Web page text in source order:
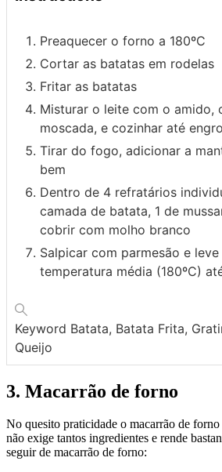
Preaquecer o forno a 180ºC
Cortar as batatas em rodelas
Fritar as batatas
Misturar o leite com o amido,
moscada, e cozinhar até
Tirar do fogo, adicionar a
bem
Dentro de 4 refratários
camada de batata, 1 de
cobrir com molho branco
Salpicar com parmesão e
temperatura média (180ºC)
Keyword Batata, Batata Frita,
Queijo
3. Macarrão de forno
No quesito praticidade o macarrão de forno
não exige tantos ingredientes e rende
seguir de macarrão de forno: